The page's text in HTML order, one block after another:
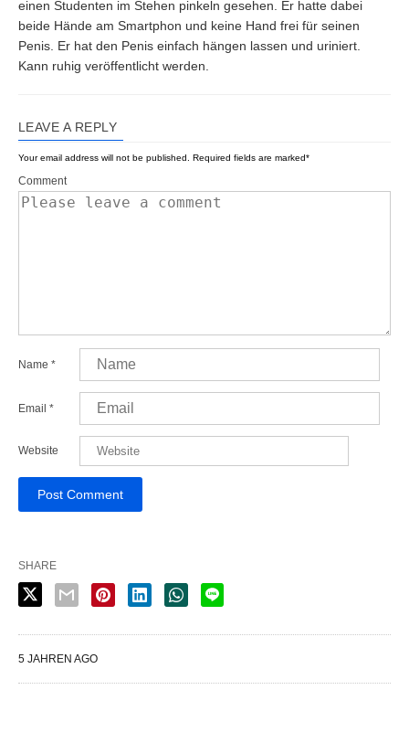
einen Studenten im Stehen pinkeln gesehen. Er hatte dabei
beide Hände am Smartphon und keine Hand frei für seinen
Penis. Er hat den Penis einfach hängen lassen und uriniert.
Kann ruhig veröffentlicht werden.
LEAVE A REPLY
Your email address will not be published. Required fields are marked*
Comment
Name *
Email *
Website
SHARE
5 JAHREN AGO